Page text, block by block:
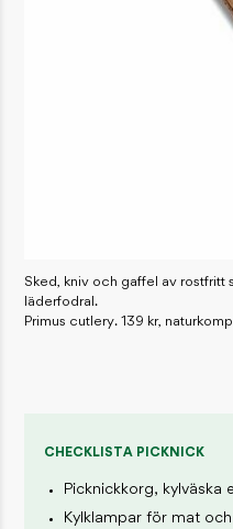
Sked, kniv och gaffel av rostfritt
läderfodral.
Primus cutlery. 139 kr,
CHECKLISTA PICKNICK
Picknickkorg, kylväska
Kylklampar för mat